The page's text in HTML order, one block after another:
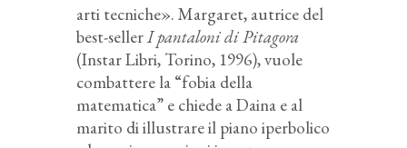
arti tecniche». Margaret, autrice del
best-sellerI pantaloni di Pitagora
(Instar Libri, Torino, 1996), vuole
combattere la “fobia della
matematica” e chiede a Daina e al
marito di illustrare il piano iperbolico